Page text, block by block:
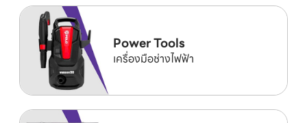
Power Tools
เครื่องมือช่างไฟฟ้า